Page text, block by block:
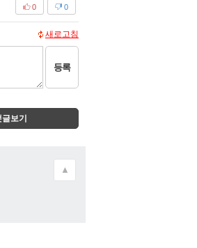
0
0
새로고침
등록
글보기
▲